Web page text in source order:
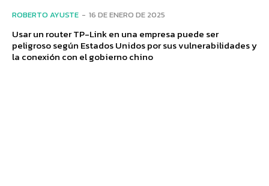
ROBERTO AYUSTE - 16 DE ENERO DE 2025
Usar un router TP-Link en una empresa puede ser
peligroso según Estados Unidos por sus vulnerabilidades y
la conexión con el gobierno chino